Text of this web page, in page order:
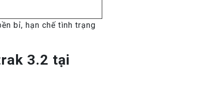
bỉ, hạn chế tình trạng
3.2 tại